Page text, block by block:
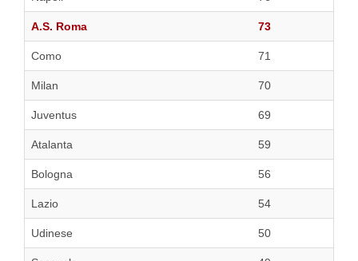
A.S. Roma 73
Como 71
Milan 70
Juventus 69
Atalanta 59
Bologna 56
Lazio 54
Udinese 50